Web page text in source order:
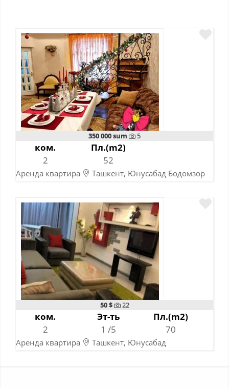
350 000 sum 5
ком.
2
Пл.(m2)
52
Аренда квартира Ташкент, Юнусабад Бодомзор
50 $ 22
ком.
2
Эт-ть
1 /5
Пл.(m2)
70
Аренда квартира Ташкент, Юнусабад